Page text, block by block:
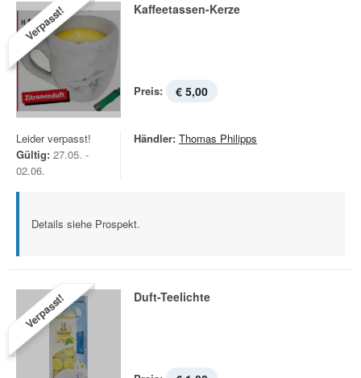
Verpasst! Kaffeetassen-Kerze
Preis: € 5,00
Leider verpasst!
Gültig: 27.05. -
02.06.
Händler: Thomas Philipps
Details siehe Prospekt.
Verpasst! Duft-Teelichte